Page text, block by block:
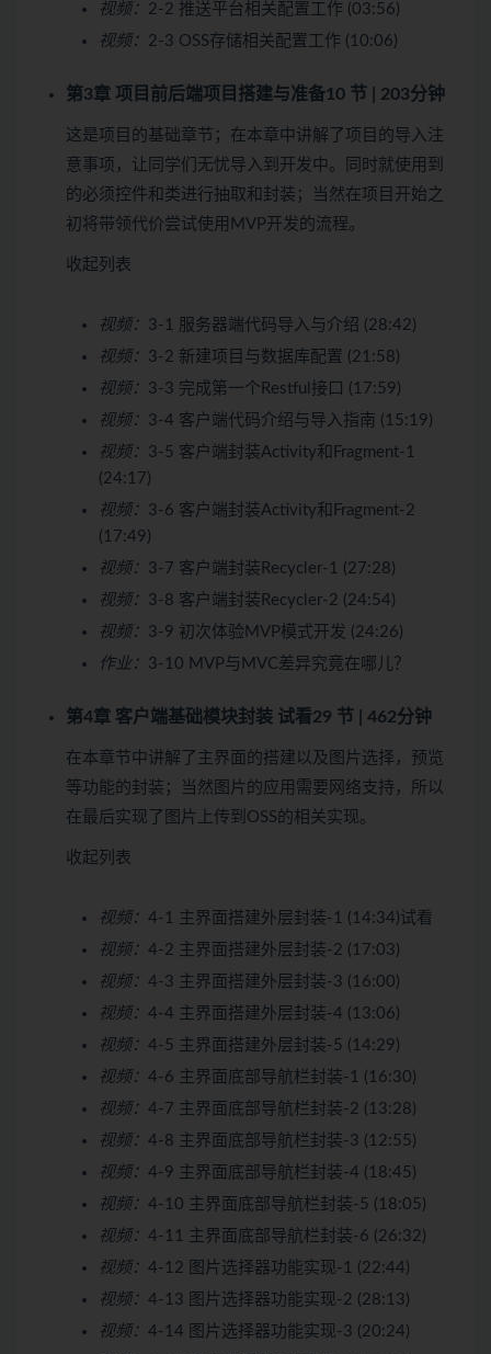
视频： 2-2 推送平台相关配置工作 (03:56)
视频： 2-3 OSS存储相关配置工作 (10:06)
第3章 项目前后端项目搭建与准备10 节 | 203分钟
这是项目的基础章节；在本章中讲解了项目的导入注
意事项，让同学们无忧导入到开发中。同时就使用到
的必须控件和类进行抽取和封装；当然在项目开始之
初将带领代价尝试使用MVP开发的流程。
收起列表
视频： 3-1 服务器端代码导入与介绍 (28:42)
视频： 3-2 新建项目与数据库配置 (21:58)
视频： 3-3 完成第一个Restful接口 (17:59)
视频： 3-4 客户端代码介绍与导入指南 (15:19)
视频： 3-5 客户端封装Activity和Fragment-1
(24:17)
视频： 3-6 客户端封装Activity和Fragment-2
(17:49)
视频： 3-7 客户端封装Recycler-1 (27:28)
视频： 3-8 客户端封装Recycler-2 (24:54)
视频： 3-9 初次体验MVP模式开发 (24:26)
作业： 3-10 MVP与MVC差异究竟在哪儿？
第4章 客户端基础模块封装 试看29 节 | 462分钟
在本章节中讲解了主界面的搭建以及图片选择，预览
等功能的封装；当然图片的应用需要网络支持，所以
在最后实现了图片上传到OSS的相关实现。
收起列表
视频： 4-1 主界面搭建外层封装-1 (14:34)试看
视频： 4-2 主界面搭建外层封装-2 (17:03)
视频： 4-3 主界面搭建外层封装-3 (16:00)
视频： 4-4 主界面搭建外层封装-4 (13:06)
视频： 4-5 主界面搭建外层封装-5 (14:29)
视频： 4-6 主界面底部导航栏封装-1 (16:30)
视频： 4-7 主界面底部导航栏封装-2 (13:28)
视频： 4-8 主界面底部导航栏封装-3 (12:55)
视频： 4-9 主界面底部导航栏封装-4 (18:45)
视频： 4-10 主界面底部导航栏封装-5 (18:05)
视频： 4-11 主界面底部导航栏封装-6 (26:32)
视频： 4-12 图片选择器功能实现-1 (22:44)
视频： 4-13 图片选择器功能实现-2 (28:13)
视频： 4-14 图片选择器功能实现-3 (20:24)